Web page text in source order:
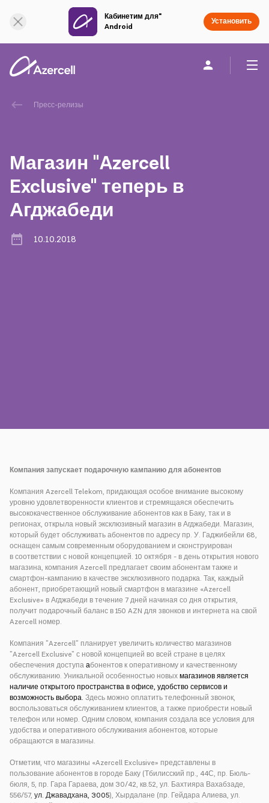
Кабинетим для"
Android
Установить
Частным клиентам
Социальная Ответственность
Устойчивое развитие
Карьера
Пресс-релизы
Магазин "Azercell
Exclusive" теперь в
Агджабеди
10.10.2018
Компания запускает подарочную кампанию для абонентов
Компания Azercell Telekom, придающая особое внимание высокому
уровню удовлетворенности клиентов и стремящаяся обеспечить
высококачественное обслуживание абонентов как в Баку, так и в
регионах, открыла новый эксклюзивный магазин в Агджабеди. Магазин,
который будет обслуживать абонентов по адресу пр. У. Гаджибейли 68,
оснащен самым современным оборудованием и сконструирован
в соответствии с новой концепцией. 10 октября - в день открытия нового
магазина, компания Azercell предлагает своим абонентам также и
смартфон-кампанию в качестве эксклюзивного подарка. Так, каждый
абонент, приобретающий новый смартфон в магазине «Azercell
Exclusive» в Агджабеди в течение 7 дней начиная со дня открытия,
получит подарочный баланс в 150 AZN для звонков и интернета на свой
Azercell номер.
Компания "Azercell" планирует увеличить количество магазинов
"Azercell Exclusive" с новой концепцией во всей стране в целях
обеспечения доступа абонентов к оперативному и качественному
обслуживанию. Уникальной особенностью новых магазинов является
наличие открытого пространства в офисе, удобство сервисов и
возможность выбора. Здесь можно оплатить телефонный звонок,
воспользоваться обслуживанием клиентов, а также приобрести новый
телефон или номер. Одним словом, компания создала все условия для
удобства и оперативного обслуживания абонентов, которые
обращаются в магазины.
Отметим, что магазины «Azercell Exclusive» представлены в
пользование абонентов в городе Баку (Тбилисский пр., 44С, пр. Бюль-
бюля, 5, пр. Гара Гараева, дом 30/42, кв.52, ул. Бахтияра Вахабзаде,
556/57, ул. Джавадхана, 3005), Хырдалане (пр. Гейдара Алиева, ул.
Онлайн поддержка